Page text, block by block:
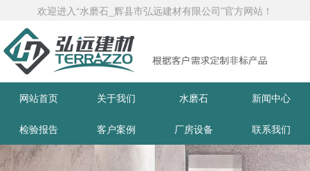
欢迎进入“水磨石_辉县市弘远建材有限公司”官方网站！
网站首页 关于我们 水磨石 新闻中心
检验报告 客户案例 厂房设备 联系我们